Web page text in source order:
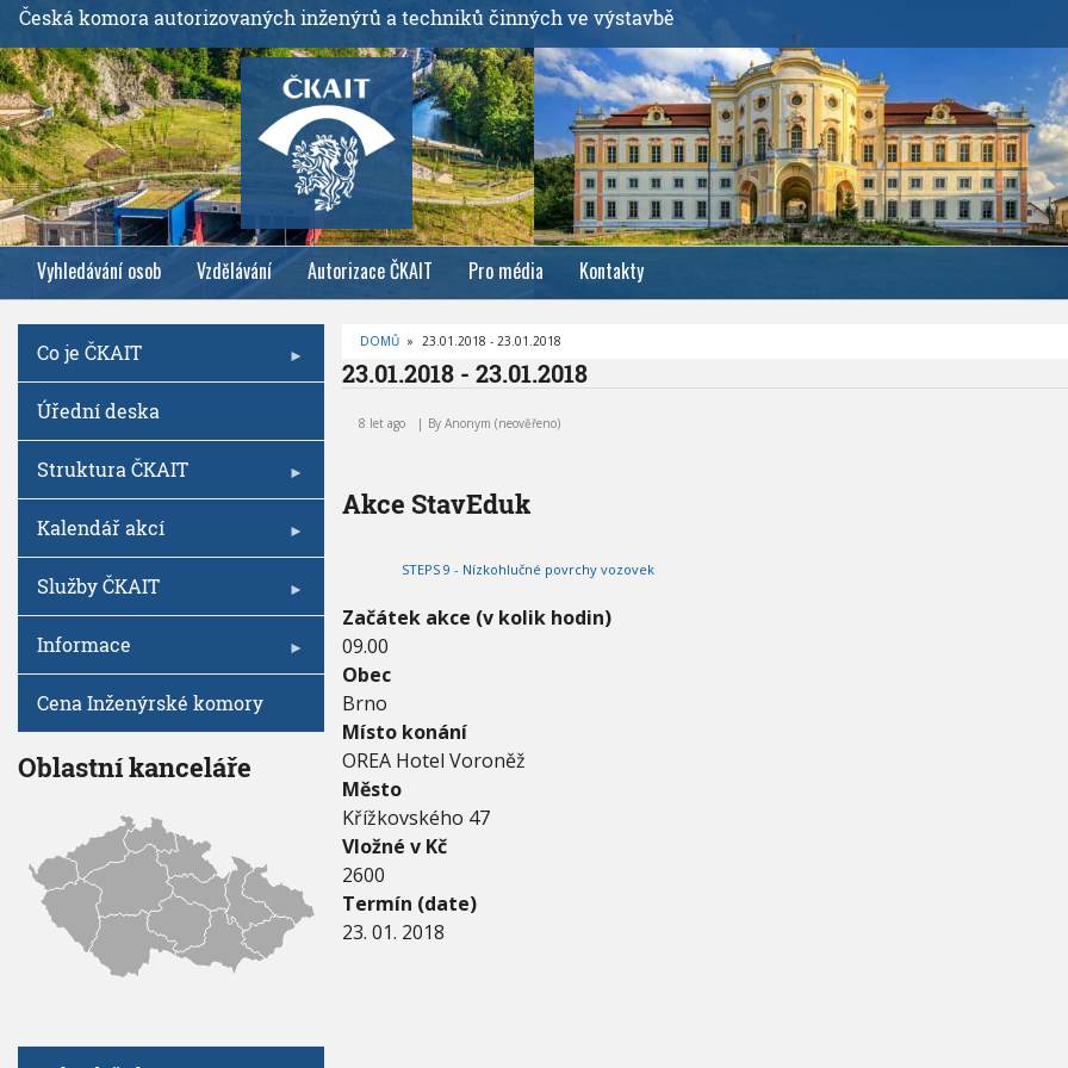
ř
e
j
í
t
k
h
l
v
Česká komora autorizovaných inženýrů a techniků činných ve výstavbě
Vyhledávání osob Vzdělávání Autorizace ČKAIT Pro média Kontakty
D
R
E
Á
N
DOMŮ » 23.01.2018 - 23.01.2018
23.01.2018 - 23.01.2018
.
-
2
3
.
0
1
.
2
0
1
8
8 let ago By Anonym (neověřeno)
Akce StavEduk
STEPS 9 - Nízkohlučné povrchy vozovek
Začátek akce (v kolik hodin)
09.00
Obec
Brno
Místo konání
OREA Hotel Voroněž
Město
Křížkovského 47
Vložné v Kč
2600
Termín (date)
23. 01. 2018
Co je ČKAIT
Úřední deska
Struktura ČKAIT
Kalendář akcí
Služby ČKAIT
Informace
Cena Inženýrské komory
Oblastní kanceláře